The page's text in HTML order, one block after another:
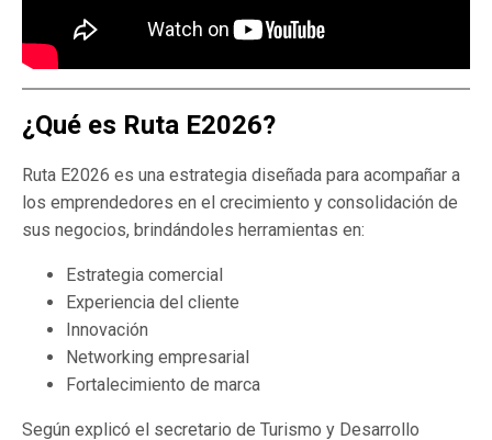
¿Qué es Ruta E2026?
Ruta E2026 es una estrategia diseñada para acompañar a
los emprendedores en el crecimiento y consolidación de
sus negocios, brindándoles herramientas en:
Estrategia comercial
Experiencia del cliente
Innovación
Networking empresarial
Fortalecimiento de marca
Según explicó el secretario de Turismo y Desarrollo